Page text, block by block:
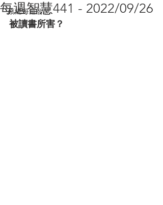
蔡總每週智慧
每週智慧441 - 2022/09/26
被讀書所害？